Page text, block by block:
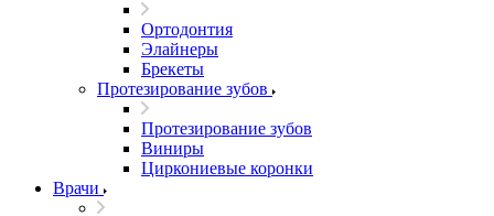
Ортодонтия
Элайнеры
Брекеты
Протезирование зубов
Протезирование зубов
Виниры
Циркониевые коронки
Врачи